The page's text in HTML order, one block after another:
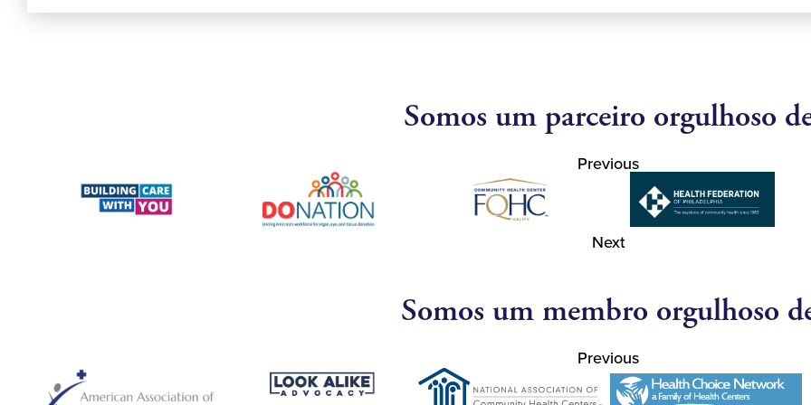
Somos um parceiro orgulhoso
Previous
Next
Somos um membro orgulhoso
Previous